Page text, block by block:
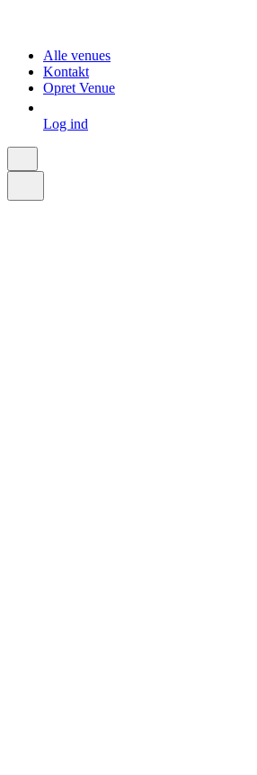
Alle venues
Kontakt
Opret Venue
Log ind